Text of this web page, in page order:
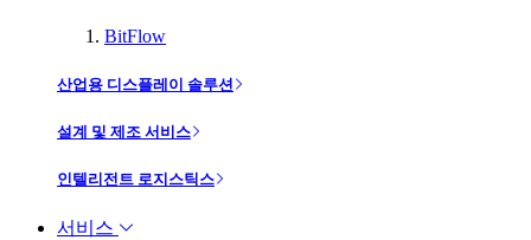
BitFlow
산업용 디스플레이 솔루션
설계 및 제조 서비스
인텔리전트 로지스틱스
서비스